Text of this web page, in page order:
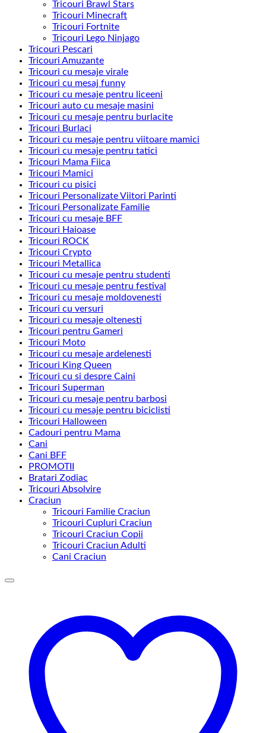
Tricouri Brawl Stars
Tricouri Minecraft
Tricouri Fortnite
Tricouri Lego Ninjago
Tricouri Pescari
Tricouri Amuzante
Tricouri cu mesaje virale
Tricouri cu mesaj funny
Tricouri cu mesaje pentru liceeni
Tricouri auto cu mesaje masini
Tricouri cu mesaje pentru burlacite
Tricouri Burlaci
Tricouri cu mesaje pentru viitoare mamici
Tricouri cu mesaje pentru tatici
Tricouri Mama Fiica
Tricouri Mamici
Tricouri cu pisici
Tricouri Personalizate Viitori Parinti
Tricouri Personalizate Familie
Tricouri cu mesaje BFF
Tricouri Haioase
Tricouri ROCK
Tricouri Crypto
Tricouri Metallica
Tricouri cu mesaje pentru studenti
Tricouri cu mesaje pentru festival
Tricouri cu mesaje moldovenesti
Tricouri cu versuri
Tricouri cu mesaje oltenesti
Tricouri pentru Gameri
Tricouri Moto
Tricouri cu mesaje ardelenesti
Tricouri King Queen
Tricouri cu si despre Caini
Tricouri Superman
Tricouri cu mesaje pentru barbosi
Tricouri cu mesaje pentru biciclisti
Tricouri Halloween
Cadouri pentru Mama
Cani
Cani BFF
PROMOTII
Bratari Zodiac
Tricouri Absolvire
Craciun
Tricouri Familie Craciun
Tricouri Cupluri Craciun
Tricouri Craciun Copii
Tricouri Craciun Adulti
Cani Craciun